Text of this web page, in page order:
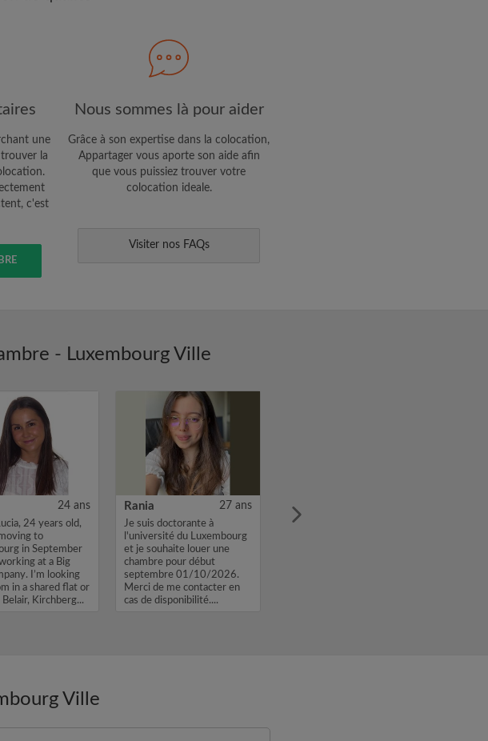
CRÉER PROFIL
du compte par e-mail
une
la
c'est
Nous sommes là pour aider
Grâce à son expertise dans la colocation,
Appartager vous aporte son aide afin
que vous puissiez trouver votre
colocation ideale.
Visiter nos FAQs
- Luxembourg Ville
24 ans
24 years old,
to
in September
at a Big
I’m looking
in a shared flat or
Belair, Kirchberg...
Rania 27 ans
Je suis doctorante à
l'université du Luxembourg
et je souhaite louer une
chambre pour début
septembre 01/10/2026.
Merci de me contacter en
cas de disponibilité....
Ville